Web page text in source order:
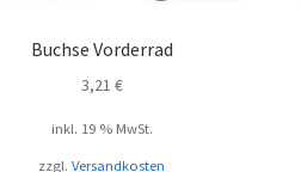
Buchse Vorderrad
3,21 €
inkl. 19 % MwSt.
zzgl.Versandkosten